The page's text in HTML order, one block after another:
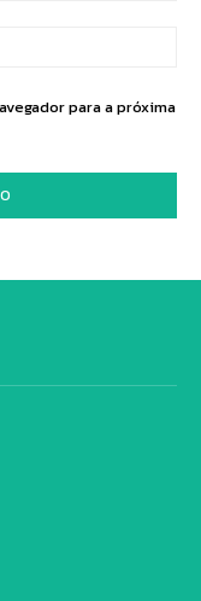
para a próxima